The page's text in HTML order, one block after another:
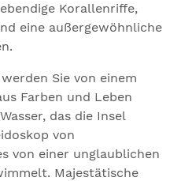
Korallenriffe,
eine außergewöhnliche
Sie von einem
Farben und Leben
das die Insel
von
von einer unglaublichen
Majestätische